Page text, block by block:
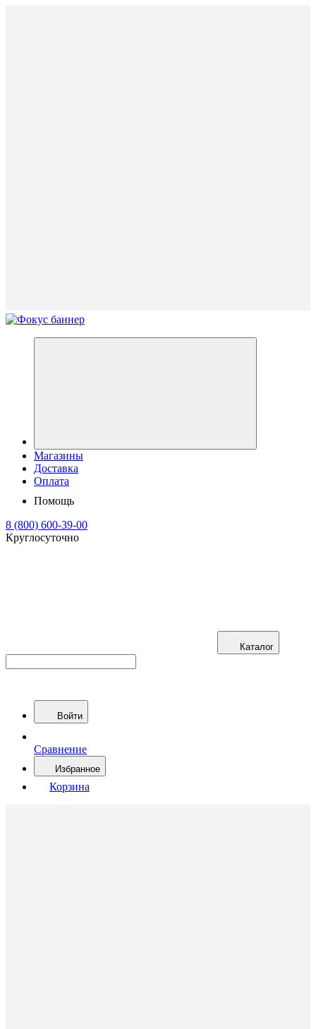
Магазины
Доставка
Оплата
Помощь
8 (800) 600-39-00
Круглосуточно
Каталог
Войти
Сравнение
Избранное
Корзина